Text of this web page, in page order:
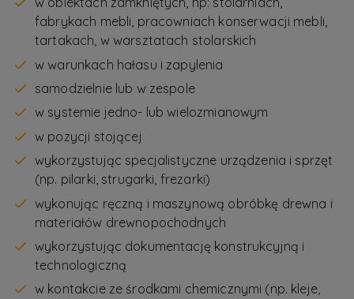
fabrykach mebli, pracowniach konserwacji mebli,
tartakach, w warsztatach stolarskich
w warunkach hałasu i zapylenia
samodzielnie lub w zespole
w systemie jedno- lub wielozmianowym
w pozycji stojącej
wykorzystując specjalistyczne urządzenia i sprzęt
(np. pilarki, strugarki, frezarki)
wykonując ręczną i maszynową obróbkę drewna i
materiałów drewnopochodnych
wykorzystując dokumentację konstrukcyjną i
technologiczną
w kontakcie ze środkami chemicznymi (np. kleje,